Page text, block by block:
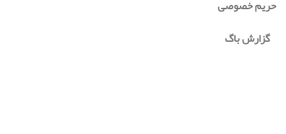
حریم خصوصی
گزارش باگ